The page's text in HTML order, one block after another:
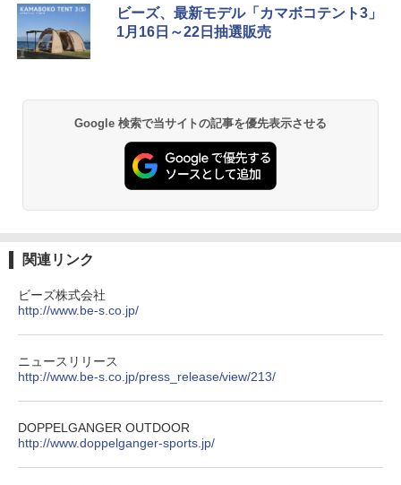
￥2,695
力的な町 2026～2027 地球の歩き方D アジア
￥2,079
球の歩き方A ヨーロッパ
A26 地球の歩き方 チェコ ポーランド スロヴ
￥2,277
新しい日本地理 地図・統計・移動から読み
解く (講談社現代新書)
ッとサンシェード キューブ フルクローズ メ
ッシュ 簡単設置 ワンタッチテント キャンプ
&ハイキング カーキ PATC-150(KH)
PYKES PEAK (パイクスピーク) 着替えテン
ト プライバシー テント 【中が透けない】 1
人用 折りたたみ 防災グッズ 災害用トイレ ビ
ーチ ピクニック ポップアップテント 携帯 簡
易 トイレテント (ブラック)
￥4,980
[キャンパーズコレクション 山善] 傘みたいに
簡単設置 ポップアップテント エクルベージ
ュ(BC仕様) PATC-150B(EB)
￥9,990
コンパクト 保冷力長持ち
￥2,980
ラソル ガーデン サイトシート付 折りたたみ
防水 UVカット 4段階高さ調整 軽量 収納袋付
き
￥6,459
防災用品 長期保存可能 緊急時用 日本国内発
USB充電式 高精度 超長距離照射 長時間使用
可能 安全ロック付き 高安全性 金属製耐久 コ
ンパクト多機能設計 持ち運び便利 アウトド
ア/オフィス/教育現場/展示会用 緑
ビーズ、最新モデル「カマボコテント3」
1月16日～22日抽選販売
Google 検索で当サイトの記事を優先表示させる
関連リンク
ビーズ株式会社
http://www.be-s.co.jp/
ニュースリリース
http://www.be-s.co.jp/press_release/view/213/
DOPPELGANGER OUTDOOR
http://www.doppelganger-sports.jp/